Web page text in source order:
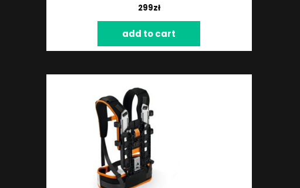
299zł
add to cart